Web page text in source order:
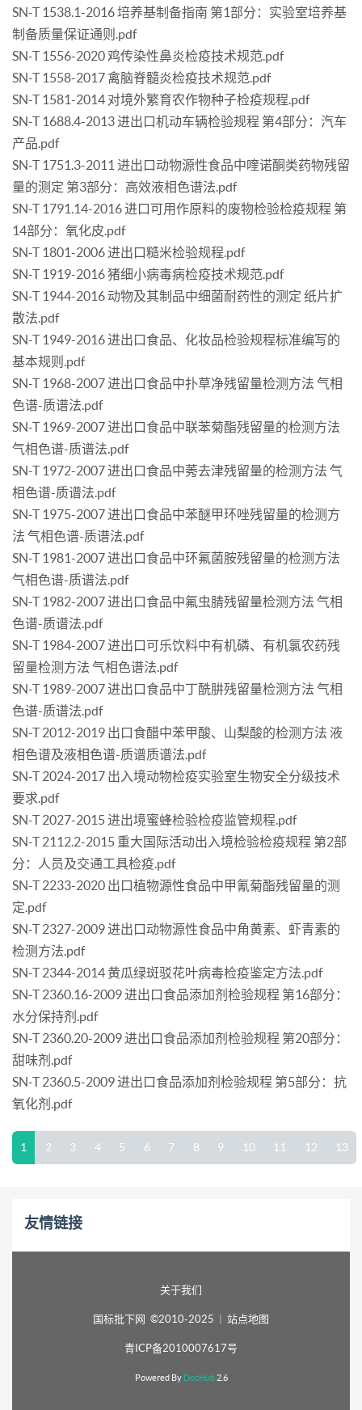
SN-T 1538.1-2016 培养基制备指南 第1部分：实验室培养基
制备质量保证通则.pdf
SN-T 1556-2020 鸡传染性鼻炎检疫技术规范.pdf
SN-T 1558-2017 禽脑脊髓炎检疫技术规范.pdf
SN-T 1581-2014 对境外繁育农作物种子检疫规程.pdf
SN-T 1688.4-2013 进出口机动车辆检验规程 第4部分：汽车
产品.pdf
SN-T 1751.3-2011 进出口动物源性食品中喹诺酮类药物残留
量的测定 第3部分：高效液相色谱法.pdf
SN-T 1791.14-2016 进口可用作原料的废物检验检疫规程 第
14部分：氧化皮.pdf
SN-T 1801-2006 进出口糙米检验规程.pdf
SN-T 1919-2016 猪细小病毒病检疫技术规范.pdf
SN-T 1944-2016 动物及其制品中细菌耐药性的测定 纸片扩
散法.pdf
SN-T 1949-2016 进出口食品、化妆品检验规程标准编写的
基本规则.pdf
SN-T 1968-2007 进出口食品中扑草净残留量检测方法 气相
色谱-质谱法.pdf
SN-T 1969-2007 进出口食品中联苯菊酯残留量的检测方法
气相色谱-质谱法.pdf
SN-T 1972-2007 进出口食品中莠去津残留量的检测方法 气
相色谱-质谱法.pdf
SN-T 1975-2007 进出口食品中苯醚甲环唑残留量的检测方
法 气相色谱-质谱法.pdf
SN-T 1981-2007 进出口食品中环氟菌胺残留量的检测方法
气相色谱-质谱法.pdf
SN-T 1982-2007 进出口食品中氟虫腈残留量检测方法 气相
色谱-质谱法.pdf
SN-T 1984-2007 进出口可乐饮料中有机磷、有机氯农药残
留量检测方法 气相色谱法.pdf
SN-T 1989-2007 进出口食品中丁酰肼残留量检测方法 气相
色谱-质谱法.pdf
SN-T 2012-2019 出口食醋中苯甲酸、山梨酸的检测方法 液
相色谱及液相色谱-质谱质谱法.pdf
SN-T 2024-2017 出入境动物检疫实验室生物安全分级技术
要求.pdf
SN-T 2027-2015 进出境蜜蜂检验检疫监管规程.pdf
SN-T 2112.2-2015 重大国际活动出入境检验检疫规程 第2部
分：人员及交通工具检疫.pdf
SN-T 2233-2020 出口植物源性食品中甲氰菊酯残留量的测
定.pdf
SN-T 2327-2009 进出口动物源性食品中角黄素、虾青素的
检测方法.pdf
SN-T 2344-2014 黄瓜绿斑驳花叶病毒检疫鉴定方法.pdf
SN-T 2360.16-2009 进出口食品添加剂检验规程 第16部分：
水分保持剂.pdf
SN-T 2360.20-2009 进出口食品添加剂检验规程 第20部分：
甜味剂.pdf
SN-T 2360.5-2009 进出口食品添加剂检验规程 第5部分：抗
氧化剂.pdf
1 2 3 4 5 6 7 8 9 10 11 12 13
友情链接
关于我们
国标批下网 ©2010-2025 站点地图
青ICP备2010007617号
Powered By DocHub2.6